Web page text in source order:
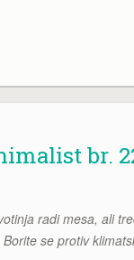
br.
radi mesa, ali
se protiv